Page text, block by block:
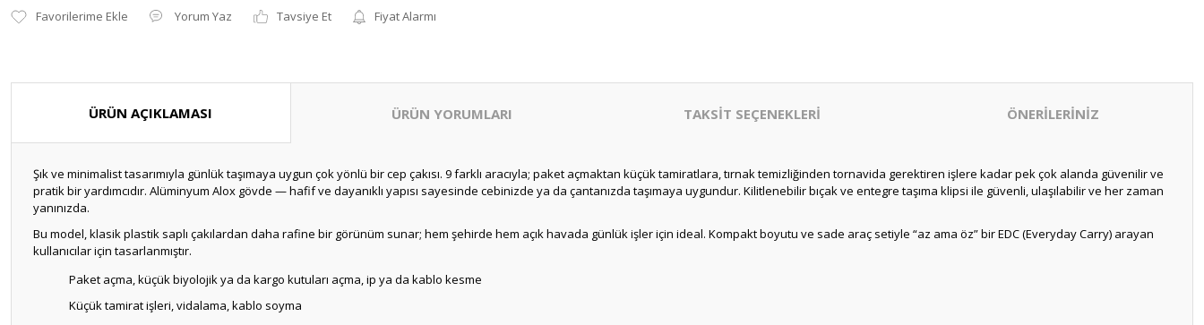
Yorum Yaz Tavsiye Et Fiyat Alarmı
ÜRÜN AÇIKLAMASI ÜRÜN YORUMLARI TAKSİT SEÇENEKLERİ ÖNERİLERİNİZ
Şık ve minimalist tasarımıyla günlük taşımaya uygun çok yönlü bir cep çakısı. 9 farklı aracıyla; paket açmaktan küçük tamiratlara, tırnak temizliğinden tornavida gerektiren işlere kadar pek çok alanda güvenilir ve
pratik bir yardımcıdır. Alüminyum Alox gövde — hafif ve dayanıklı yapısı sayesinde cebinizde ya da çantanızda taşımaya uygundur. Kilitlenebilir bıçak ve entegre taşıma klipsi ile güvenli, ulaşılabilir ve her zaman
yanınızda.
Bu model, klasik plastik saplı çakılardan daha rafine bir görünüm sunar; hem şehirde hem açık havada günlük işler için ideal. Kompakt boyutu ve sade araç setiyle “az ama öz” bir EDC (Everyday Carry) arayan
kullanıcılar için tasarlanmıştır.
Paket açma, küçük biyolojik ya da kargo kutuları açma, ip ya da kablo kesme
Küçük tamirat işleri, vidalama, kablo soyma